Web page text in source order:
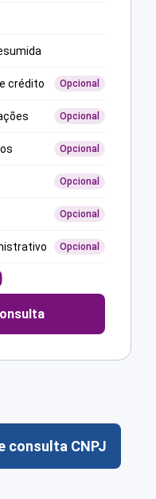
crédito Opcional
Opcional
Opcional
Opcional
Opcional
Opcional
consulta CNPJ